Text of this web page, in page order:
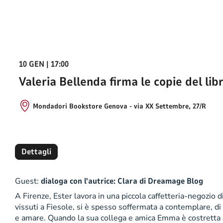
10 GEN | 17:00
Valeria Bellenda firma le copie del
Mondadori Bookstore Genova - via XX Settembre, 27/R
Dettagli
Guest: dialoga con l'autrice: Clara di Dreamage Blog
A Firenze, Ester lavora in una piccola caffetteria-negozio
vissuti a Fiesole, si è spesso soffermata a contemplare,
e amare. Quando la sua collega e amica Emma è